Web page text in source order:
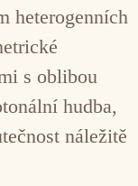
heterogenních
s oblibou
hudba,
náležitě